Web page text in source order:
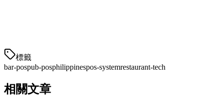
標籤
bar-pospub-posphilippinespos-systemrestaurant-tech
相關文章